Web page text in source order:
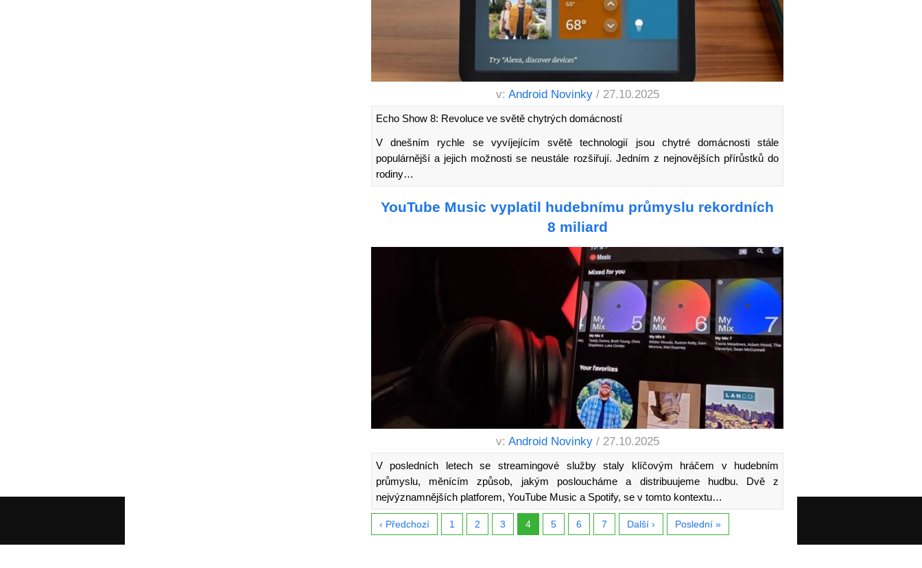
v: Android Novinky / 27.10.2025
Echo Show 8: Revoluce ve světě chytrých domácností
V dnešním rychle se vyvíjejícím světě technologií jsou chytré domácnosti stále
populárnější a jejich možnosti se neustále rozšiřují. Jedním z nejnovějších přírůstků do
rodiny…
YouTube Music vyplatil hudebnímu průmyslu rekordních
8 miliard
v: Android Novinky / 27.10.2025
V posledních letech se streamingové služby staly klíčovým hráčem v hudebním
průmyslu, měnícím způsob, jakým posloucháme a distribuujeme hudbu. Dvě z
nejvýznamnějších platforem, YouTube Music a Spotify, se v tomto kontextu…
‹ Předchozí 1 2 3 4 5 6 7 Další › Poslední »